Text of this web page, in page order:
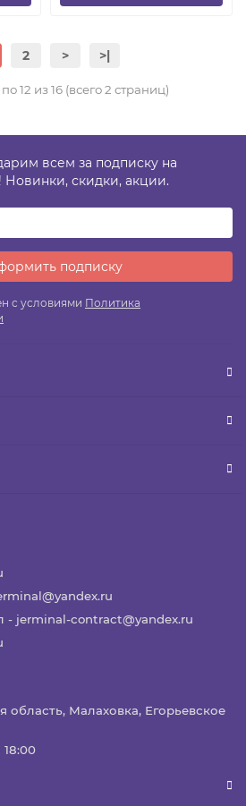
2 > >|
12 из 16 (всего 2 страниц)
всем за подписку на
Новинки, скидки, акции.
подписку
с условиями Политика
- jerminal-contract@yandex.ru
область, Малаховка, Егорьевское